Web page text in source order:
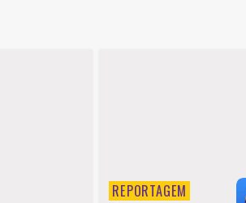
REPORTAGEM